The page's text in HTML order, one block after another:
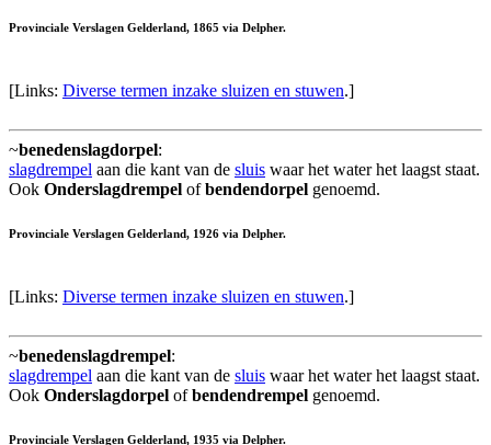
Provinciale Verslagen Gelderland, 1865 via Delpher.
[Links: Diverse termen inzake sluizen en stuwen.]
~benedenslagdorpel:
slagdrempel aan die kant van de sluis waar het water het laagst staat.
Ook Onderslagdrempel ofbendendorpel genoemd.
Provinciale Verslagen Gelderland, 1926 via Delpher.
[Links: Diverse termen inzake sluizen en stuwen.]
~benedenslagdrempel:
slagdrempel aan die kant van de sluis waar het water het laagst staat.
Ook Onderslagdorpel ofbendendrempel genoemd.
Provinciale Verslagen Gelderland, 1935 via Delpher.